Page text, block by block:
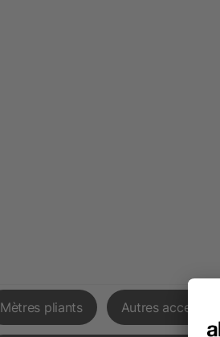
Mètres pliants Autres